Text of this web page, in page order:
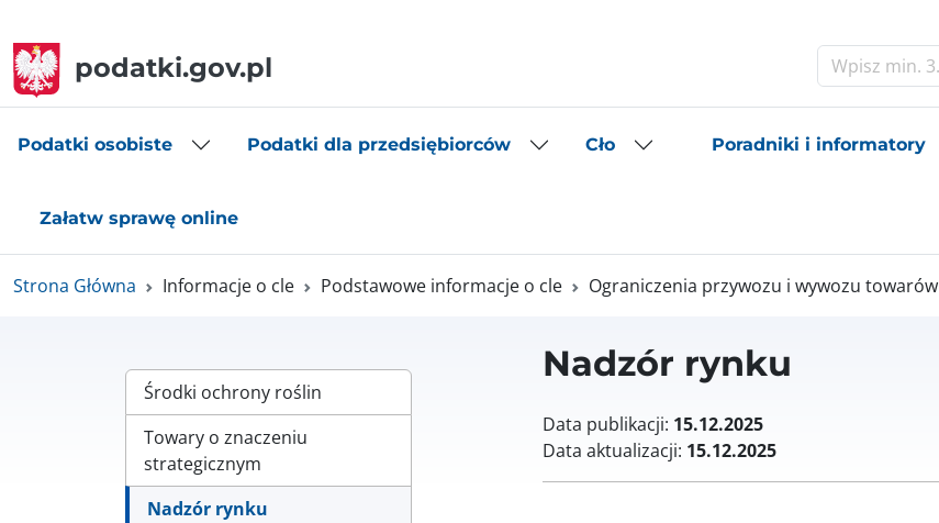
podatki.gov.pl
Podatki osobiste Podatki dla przedsiębiorców Cło Poradniki i informatory
Załatw sprawę online
Strona Główna Informacje o cle Podstawowe informacje o cle Ograniczenia przywozu i wywozu towarów
Środki ochrony roślin
Towary o znaczeniu
strategicznym
Nadzór rynku
Nadzór rynku
Data publikacji: 15.12.2025
Data aktualizacji: 15.12.2025